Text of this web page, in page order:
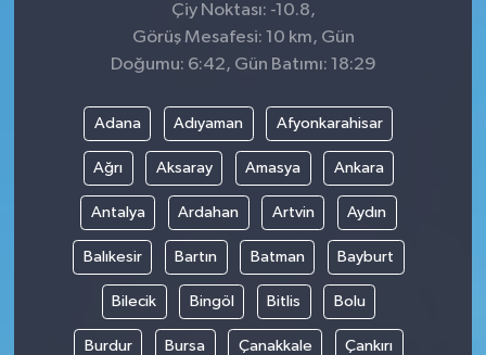
Çiy Noktası: -10.8,
Görüş Mesafesi: 10 km, Gün
Doğumu: 6:42, Gün Batımı: 18:29
Adana Adıyaman Afyonkarahisar
Ağrı Aksaray Amasya Ankara
Antalya Ardahan Artvin Aydın
Balıkesir Bartın Batman Bayburt
Bilecik Bingöl Bitlis Bolu
Burdur Bursa Çanakkale Çankırı